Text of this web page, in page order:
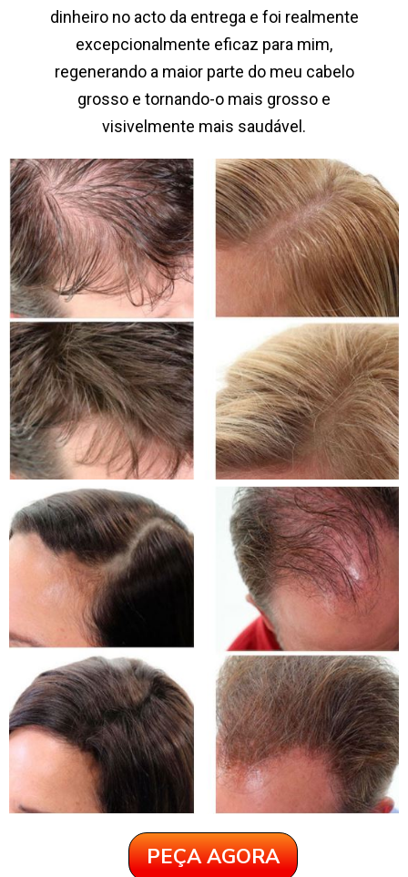
dinheiro no acto da entrega e foi realmente
excepcionalmente eficaz para mim,
regenerando a maior parte do meu cabelo
grosso e tornando-o mais grosso e
visivelmente mais saudável.
PEÇA AGORA